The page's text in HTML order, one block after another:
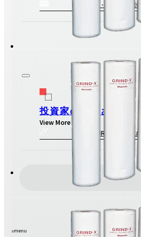
修理・故障のお問
投資家のみなさまへ
View More
IRのお問い合わ
menu